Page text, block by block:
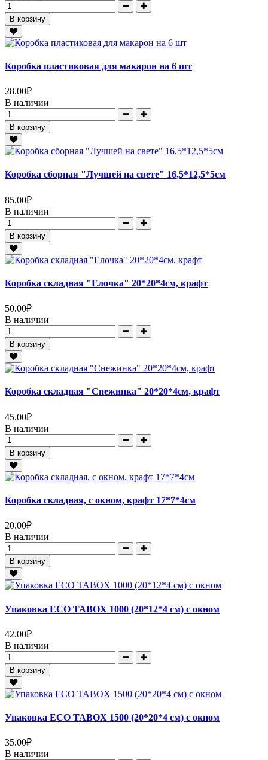
В корзину
Коробка пластиковая для макарон на 6 шт
28.00₽
В наличии
В корзину
Коробка сборная "Лучшей на свете" 16,5*12,5*5см
85.00₽
В наличии
В корзину
Коробка складная "Елочка" 20*20*4см, крафт
50.00₽
В наличии
В корзину
Коробка складная "Снежинка" 20*20*4см, крафт
45.00₽
В наличии
В корзину
Коробка складная, с окном, крафт 17*7*4см
20.00₽
В наличии
В корзину
Упаковка ECO TABOX 1000 (20*12*4 см) с окном
42.00₽
В наличии
В корзину
Упаковка ECO TABOX 1500 (20*20*4 см) с окном
35.00₽
В наличии